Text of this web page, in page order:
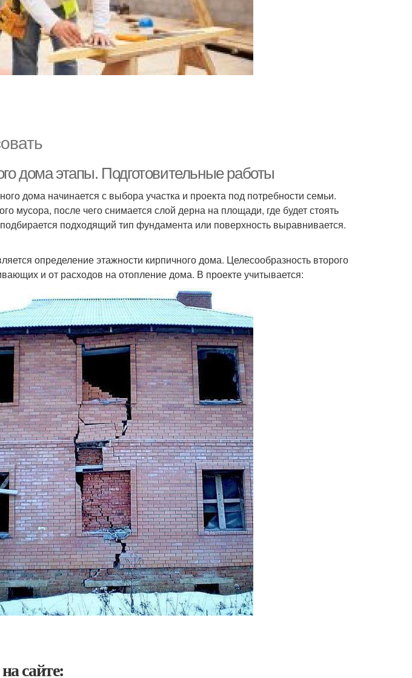
дома этапы. Подготовительные работы
дома начинается с выбора участка и проекта под потребности семьи.
мусора, после чего снимается слой дерна на площади, где будет стоять
подходящий тип фундамента или поверхность выравнивается.
определение этажности кирпичного дома. Целесообразность второго
и от расходов на отопление дома. В проекте учитывается:
сайте: